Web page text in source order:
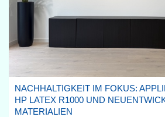
NACHHALTIGKEIT IM FOKUS:
HP LATEX R1000 UND
MATERIALIEN